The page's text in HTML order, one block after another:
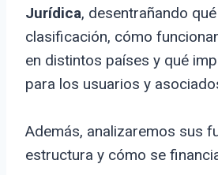
Jurídica, desentrañando
clasificación, cómo
en distintos países y qué
para los usuarios y
Además, analizaremos sus
estructura y cómo se